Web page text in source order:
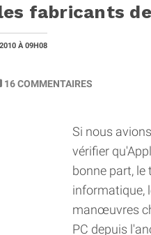
fabricants de
À 09H08
16COMMENTAIRES
Si nous
vérifier
bonne part,
informatique,
manœuvres
PC depuis